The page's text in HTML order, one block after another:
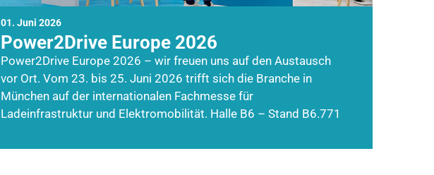
01. Juni 2026
Power2Drive Europe 2026
Power2Drive Europe 2026 – wir freuen uns auf den Austausch
vor Ort. Vom 23. bis 25. Juni 2026 trifft sich die Branche in
München auf der internationalen Fachmesse für
Ladeinfrastruktur und Elektromobilität. Halle B6 – Stand B6.771